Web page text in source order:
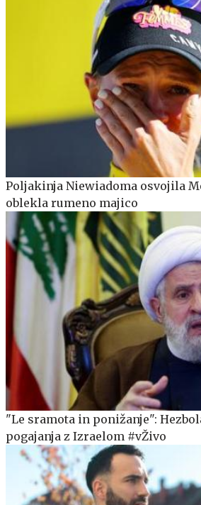
Poljakinja Niewiadoma osvojila
oblekla rumeno majico
"Le sramota in ponižanje":
pogajanja z Izraelom #vŽivo